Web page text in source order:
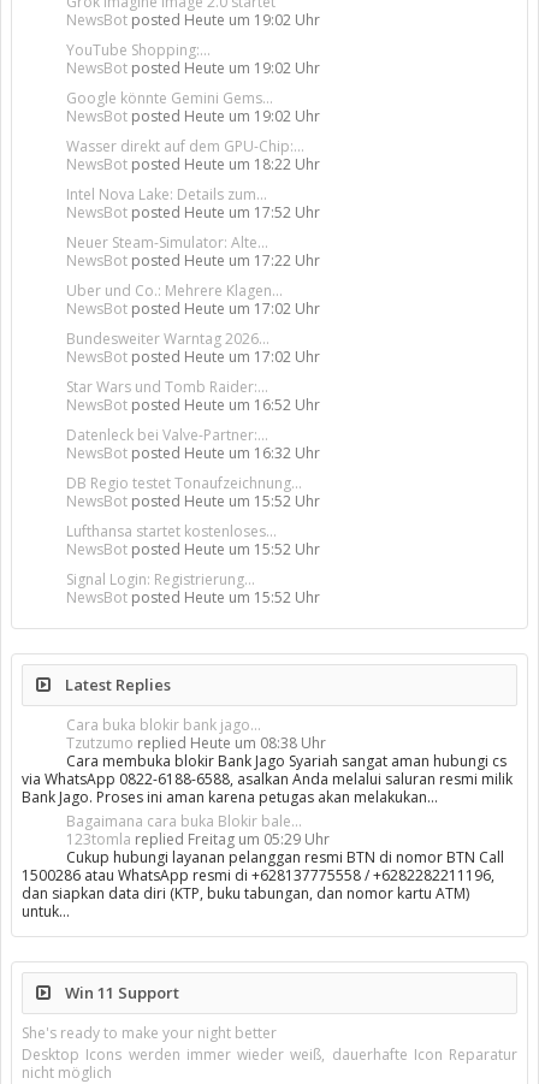
NewsBot posted Heute um 19:02 Uhr
YouTube Shopping:...
NewsBot posted Heute um 19:02 Uhr
Google könnte Gemini Gems...
NewsBot posted Heute um 19:02 Uhr
Wasser direkt auf dem GPU-Chip:...
NewsBot posted Heute um 18:22 Uhr
Intel Nova Lake: Details zum...
NewsBot posted Heute um 17:52 Uhr
Neuer Steam-Simulator: Alte...
NewsBot posted Heute um 17:22 Uhr
Uber und Co.: Mehrere Klagen...
NewsBot posted Heute um 17:02 Uhr
Bundesweiter Warntag 2026...
NewsBot posted Heute um 17:02 Uhr
Star Wars und Tomb Raider:...
NewsBot posted Heute um 16:52 Uhr
Datenleck bei Valve-Partner:...
NewsBot posted Heute um 16:32 Uhr
DB Regio testet Tonaufzeichnung...
NewsBot posted Heute um 15:52 Uhr
Lufthansa startet kostenloses...
NewsBot posted Heute um 15:52 Uhr
Signal Login: Registrierung...
NewsBot posted Heute um 15:52 Uhr
Latest Replies
Cara buka blokir bank jago...
Tzutzumo replied Heute um 08:38 Uhr
Cara membuka blokir Bank Jago Syariah sangat aman hubungi cs
via WhatsApp 0822-6188-6588, asalkan Anda melalui saluran resmi milik
Bank Jago. Proses ini aman karena petugas akan melakukan…
Bagaimana cara buka Blokir bale...
123tomla replied Freitag um 05:29 Uhr
Cukup hubungi layanan pelanggan resmi BTN di nomor BTN Call
1500286 atau WhatsApp resmi di +628137775558 / +6282282211196,
dan siapkan data diri (KTP, buku tabungan, dan nomor kartu ATM)
untuk…
Win 11 Support
She's ready to make your night better
Desktop Icons werden immer wieder weiß, dauerhafte Icon Reparatur
nicht möglich